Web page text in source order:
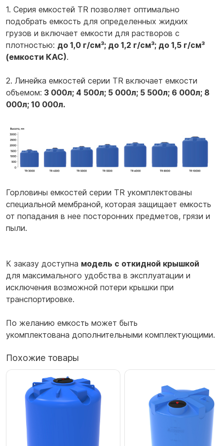
1. Серия емкостей TR позволяет оптимально
подобрать емкость для определенных жидких
грузов и включает емкости для растворов с
плотностью: до 1,0 г/см³; до 1,2 г/см³; до 1,5 г/см³
(емкости КАС).
2. Линейка емкостей серии TR включает емкости
объемом: 3 000л; 4 500л; 5 000л; 5 500л; 6 000л; 8
000л; 10 000л.
Горловины емкостей серии TR укомплектованы
специальной мембраной, которая защищает емкость
от попадания в нее посторонних предметов, грязи и
пыли.
К заказу доступна модель с откидной крышкой
для максимального удобства в эксплуатации и
исключения возможной потери крышки при
транспортировке.
По желанию емкость может быть
укомплектована дополнительными комплектующими.
Похожие товары